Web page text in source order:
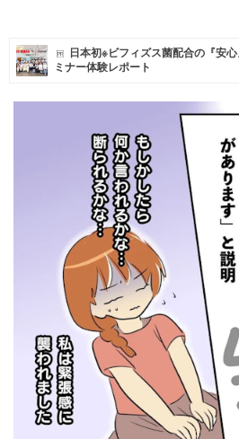
住まい
マネー
トレンド・イベント
日本初※ビフィズス菌配合の『安
ミナー体験レポート